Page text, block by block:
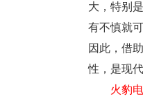
大，特别
有不慎就
因此，借
性，是现
火豹